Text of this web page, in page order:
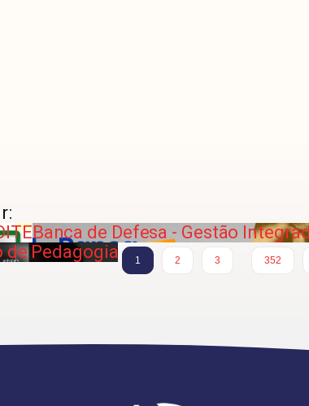
Banca de Defesa - Gestão
de Pedagogia 1 2 3
352